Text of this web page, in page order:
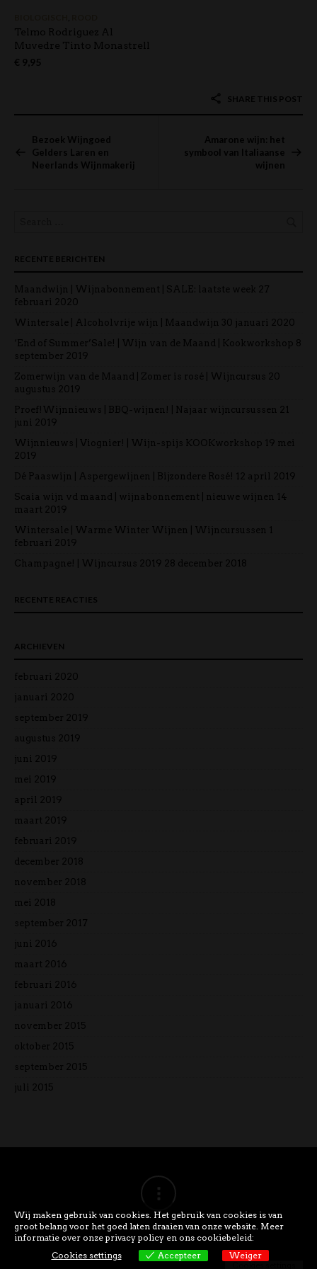
,
Telmo Rodriguez Al
Muvedre Tinto Monastrell
€ 9,95
SHARE THIS POST
Bezoek Wijngoed
Gelders Laren en
Neerlands Wijnmakerij
Amarone wijn: het
symbool van Italiaanse
wijnen
RECENTE BERICHTEN
Maandwijn | Wijnabonnement | SALE: laatste week 27
februari 2020
Wintersale | Alcoholvrije wijn | Maandwijn 30 januari 2020
‘End of Summer’Sale! | Wijn van de Maand | Kookworkshop 8
september 2019
Zomerwijn van de Maand | Zomer is rosé | Wijncursus 20
augustus 2019
Proef!Wijnnieuws | BBQ-wijnen! | Najaar wijncursussen 21
juni 2019
Wijnnieuws | Viognier! | Wijn-spijs KOOKworkshop 19 mei
2019
Dé Paaswijn | Aspergewijnen | Bijzondere Rosé! 12 april 2019
Scaia wijn vd maand | wijnabonnement | nieuwe wijnen 14
maart 2019
Wintersale | Warme Winter Wijnen | Wijncursussen 1
februari 2019
Champagne! | Wijncursus 2019 28 december 2018
RECENTE REACTIES
ARCHIEVEN
februari 2020
januari 2020
september 2019
augustus 2019
juni 2019
mei 2019
april 2019
maart 2019
februari 2019
december 2018
november 2018
mei 2018
september 2017
juni 2016
maart 2016
februari 2016
januari 2016
november 2015
oktober 2015
september 2015
juli 2015
Wij maken gebruik van cookies. Het gebruik van cookies is van
groot belang voor het goed laten draaien van onze website. Meer
informatie over onze privacy policy en ons cookiebeleid:
Cookies settings
Accepteer Weiger